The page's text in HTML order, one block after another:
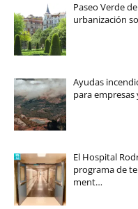
Paseo Verde
urbanización
Ayudas
para
El Hospital
programa de
ment…